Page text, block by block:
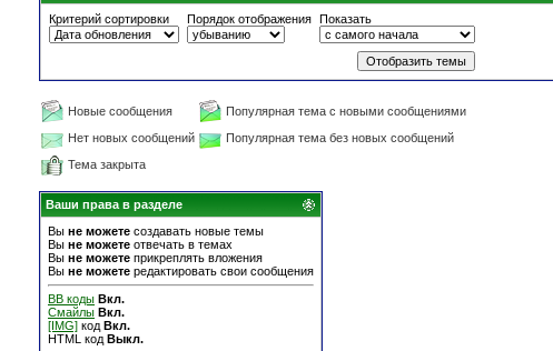
Критерий сортировки
Порядок отображения Показать
Новые сообщения
Популярная тема с новыми сообщениями
Нет новых сообщений
Популярная тема без новых сообщений
Тема закрыта
Ваши права в разделе
Вы не можете создавать новые темы
Вы не можете отвечать в темах
Вы не можете прикреплять вложения
Вы не можете редактировать свои сообщения
BB коды Вкл.
Смайлы Вкл.
[IMG] код Вкл.
HTML код Выкл.